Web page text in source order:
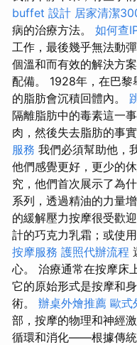
buffet 設計 居家清潔
病的治療方法。 如何查
工作，最後幾乎無法動
個溫和而有效的解決方
配備。 1928年，在巴黎
的脂肪會沉積回體內。
隔離脂肪中的毒素這一
肉，然後失去脂肪的事實
服務 我們必須幫助他，
他們感覺更好，更少的
究，他們首次展示了為
系列，透過精油的力量
的緩解壓力按摩很受歡迎
計的巧克力乳霜；或使
按摩服務 護照代辦流程
心。 治療通常在按摩床
它的原始形式是按摩和
術。 辦桌外燴推薦 歐式
部，按摩的物理和神經
循環和消化——根據傳統